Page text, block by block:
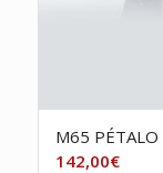
M65 PÉTALO
142,00€